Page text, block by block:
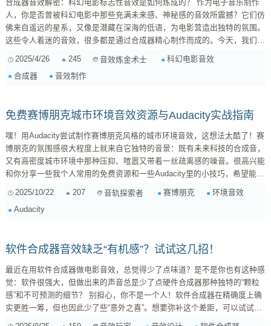
合成器音效解密：科幻电影标志性音效是如何炼成的？ 作为电子音乐制作
人，你是否曾被科幻电影中那些充满未来感、神秘感的音效所震撼？它们仿
佛来自遥远的星系，又像是潜藏在深海的低语，为电影营造出独特的氛围。
这些令人着迷的音效，很多都是通过合成器精心制作而成的。今天，我们就
来深入探讨科幻电影中标志性合成器音效的制作过程，拆解合成器参数调节
链，让你也能掌握创造未来之声的秘密。 一、科幻电影音效的特点：未来
感、氛围感与科技感 在深入制作技巧之前，我们首先要了解科幻电影音效
2025/4/26 245 音效炼金术士
科幻电影音效
合成器
音效制作
免费赛博朋克城市环境音效资源与Audacity实战指南
嘿！用Audacity尝试制作赛博朋克风格的城市环境音效，这想法太酷了！赛
博朋克的氛围感很大程度上就来自它独特的音景：既有未来科技的合成音，
又有高密度城市环境中那种压抑、喧嚣又带着一丝疏离感的噪音。很高兴能
和你分享一些我个人常用的免费资源和一些Audacity里的小技巧，希望能帮
是关键。以下是一些我经常去淘宝的免费音效网站： Freesound.org : 特点
: ...
2025/10/22 207 音轨探索者 赛博朋克
环境音效
Audacity
软件合成器音效缺乏“有机感”？试试这几招！
最近在用软件合成器做电影音效，总觉得少了点味道？是不是你也有这种感
觉：软件很强大，但做出来的声音总是少了点硬件合成器那种独特的“颗粒
感”和不可预测的细节？ 别担心，你不是一个人！软件合成器在精确度上确
实更胜一筹，但也因此少了些“意外之喜”。想要弥补这个差距，可以试试这